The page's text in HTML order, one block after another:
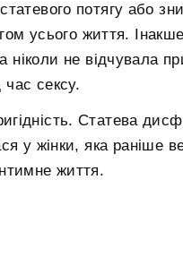
потягу або
усього життя. Інакше
ніколи не відчувала
час сексу.
Статева
у жінки, яка раніше
життя.